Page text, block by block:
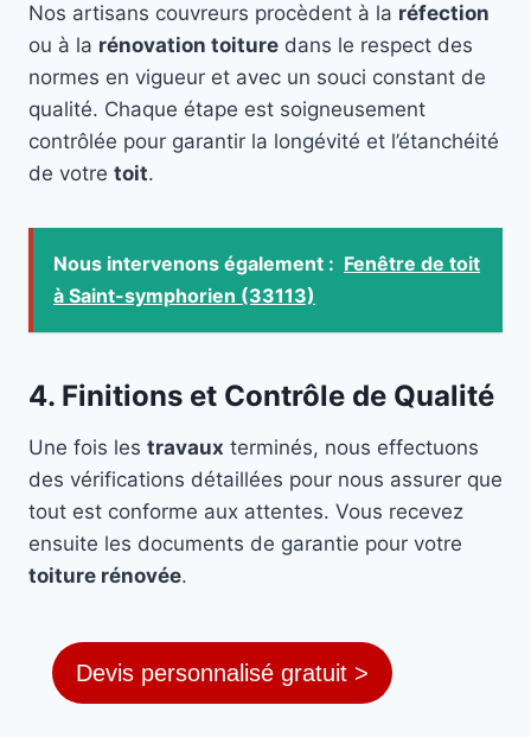
Nos artisans couvreurs procèdent à la réfection
ou à la rénovation toiture dans le respect des
normes en vigueur et avec un souci constant de
qualité. Chaque étape est soigneusement
contrôlée pour garantir la longévité et l’étanchéité
de votre toit.
Nous intervenons également : Fenêtre de toit
à Saint-symphorien (33113)
4. Finitions et Contrôle de Qualité
Une fois les travaux terminés, nous effectuons
des vérifications détaillées pour nous assurer que
tout est conforme aux attentes. Vous recevez
ensuite les documents de garantie pour votre
toiture rénovée.
Devis personnalisé gratuit >